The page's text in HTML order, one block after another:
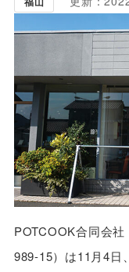
POTCOOK合同会
989-15）は11月4日